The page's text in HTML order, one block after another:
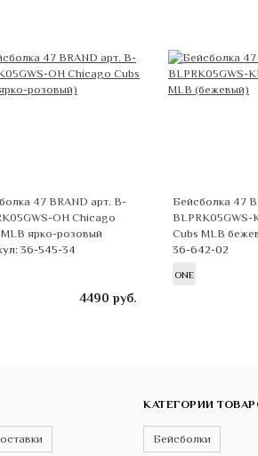
47 BRAND арт. B-
OH Chicago
ярко-розовый
36-545-34
4490 руб.
Бейсболка 47
BLPRK05GWS-
Cubs MLB
36-642-02
ONE
КАТЕГОРИИ
Бейсболки